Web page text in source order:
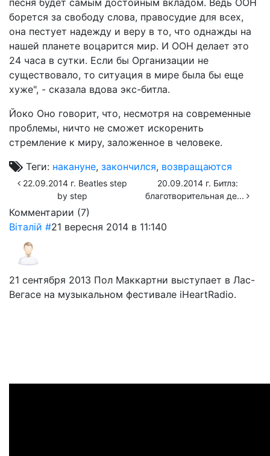
борется за свободу слова, правосудие для всех,
она пестует надежду и веру в то, что однажды на
нашей планете воцарится мир. И ООН делает это
24 часа в сутки. Если бы Организации не
существовало, то ситуация в мире была бы еще
хуже", - сказала вдова экс-битла.
Йоко Оно говорит, что, несмотря на современные
проблемы, ничто не сможет искоренить
стремление к миру, заложенное в человеке.
Теги: накануне, закончился, возвращаются
22.09.2014 г. Beatles step
by step
20.09.2014 г. Битлз:
благотворительная де...
Комментарии (7)
Віталій #21 вересня 2014 в 11:140
21 сентября 2013 Пол Маккартни выступает в Лас-
Вегасе на музыкальном фестивале iHeartRadio.